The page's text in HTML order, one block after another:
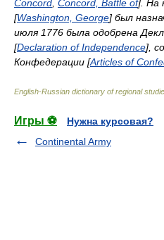
Concord Concord, Battle of]. На
[Washington, George] был
июля 1776 была одобрена
[Declaration of Independence],
Конфедерации [Articles of
English-Russian dictionary of regional
Игры ⚽
Нужна курсовая?
Continental Army